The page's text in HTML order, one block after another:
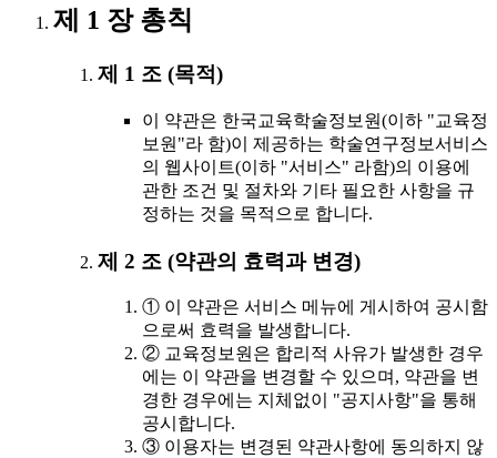
제 1 장 총칙
제 1 조 (목적)
이 약관은 한국교육학술정보원(이하 "교육정
보원"라 함)이 제공하는 학술연구정보서비스
의 웹사이트(이하 "서비스" 라함)의 이용에
관한 조건 및 절차와 기타 필요한 사항을 규
정하는 것을 목적으로 합니다.
제 2 조 (약관의 효력과 변경)
① 이 약관은 서비스 메뉴에 게시하여 공시함
으로써 효력을 발생합니다.
② 교육정보원은 합리적 사유가 발생한 경우
에는 이 약관을 변경할 수 있으며, 약관을 변
경한 경우에는 지체없이 "공지사항"을 통해
공시합니다.
③ 이용자는 변경된 약관사항에 동의하지 않